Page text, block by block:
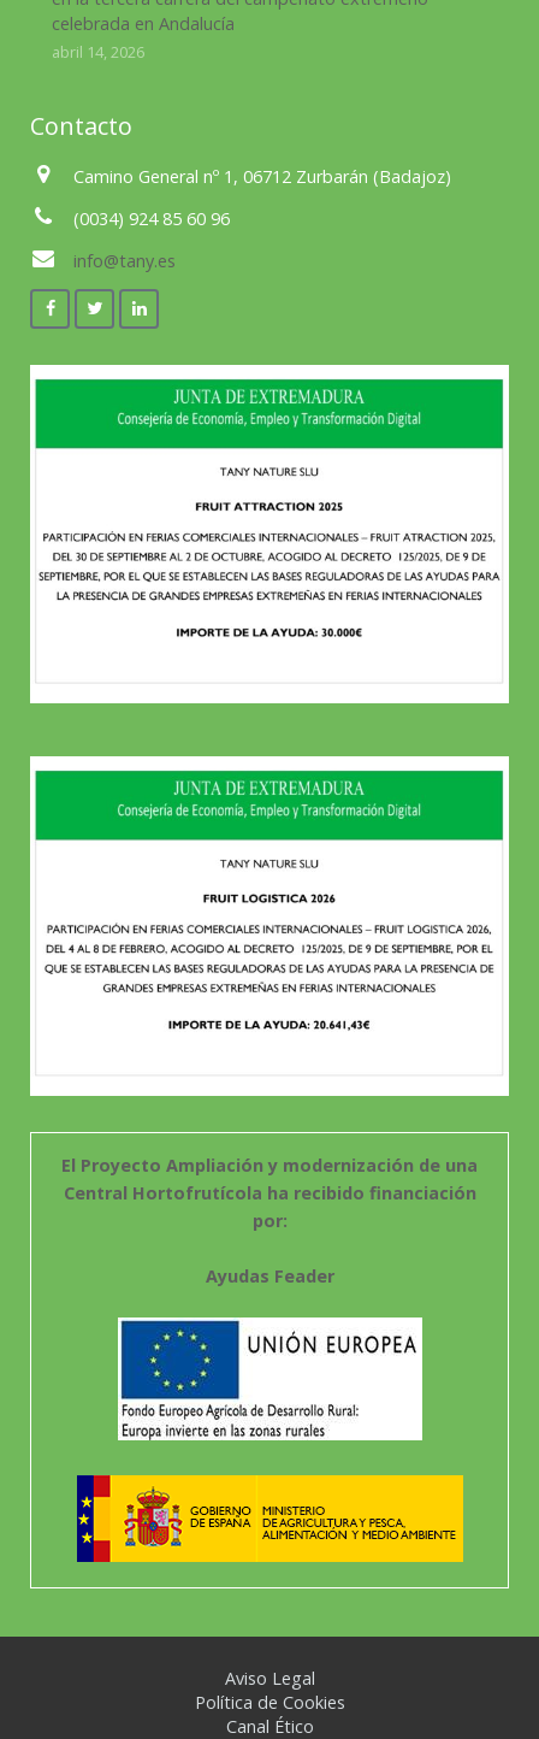
celebrada en Andalucía
abril 14, 2026
Contacto
Camino General nº 1, 06712 Zurbarán (Badajoz)
(0034) 924 85 60 96
info@tany.es
El Proyecto Ampliación y modernización de una
Central Hortofrutícola ha recibido financiación
por:
Ayudas Feader
Aviso Legal
Política de Cookies
Canal Ético